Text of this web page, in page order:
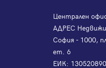
Централен
АДРЕС
София - 1000,
ет. 6
ЕИК: 130520890